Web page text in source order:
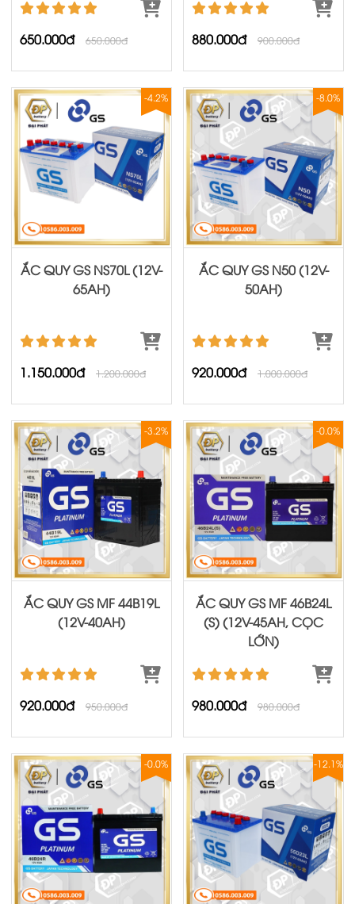
650.000đ 650.000đ 880.000đ 900.000đ
-4.2%
ẮC QUY GS NS70L (12V-
65AH)
1.150.000đ 1.200.000đ
-8.0%
ẮC QUY GS N50 (12V-
50AH)
920.000đ 1.000.000đ
-3.2%
ẮC QUY GS MF 44B19L
(12V-40AH)
920.000đ 950.000đ
-0.0%
ẮC QUY GS MF 46B24L
(S) (12V-45AH, CỌC
LỚN)
980.000đ 980.000đ
-0.0% -12.1%